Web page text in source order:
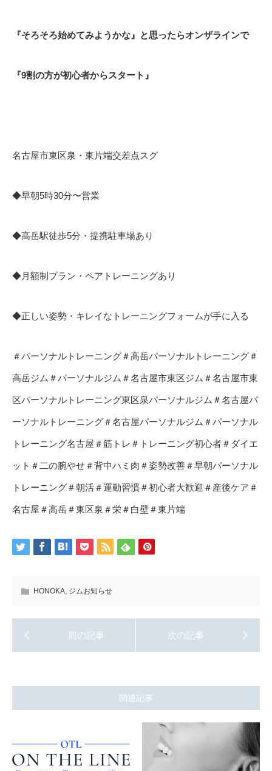
『そろそろ始めてみようかな』と思ったらオンザラインで
『9割の方が初心者からスタート』
名古屋市東区泉・東片端交差点スグ
◆早朝5時30分〜営業
◆高岳駅徒歩5分・提携駐車場あり
◆月額制プラン・ペアトレーニングあり
◆正しい姿勢・キレイなトレーニングフォームが手に入る
＃パーソナルトレーニング＃高岳パーソナルトレーニング＃
高岳ジム＃パーソナルジム＃名古屋市東区ジム＃名古屋市東
区パーソナルトレーニング東区泉パーソナルジム＃名古屋パ
ーソナルトレーニング＃名古屋パーソナルジム＃パーソナル
トレーニング名古屋＃筋トレ＃トレーニング初心者＃ダイエ
ット＃二の腕やせ＃背中ハミ肉＃姿勢改善＃早朝パーソナル
トレーニング＃朝活＃運動習慣＃初心者大歓迎＃産後ケア＃
名古屋＃高岳＃東区泉＃栄＃白壁＃東片端
HONOKA, ジムお知らせ
関連記事